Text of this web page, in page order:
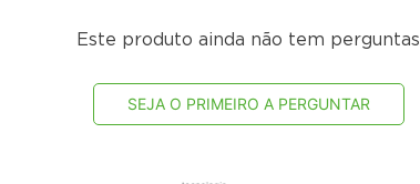
Este produto ainda não tem perguntas
SEJA O PRIMEIRO A PERGUNTAR